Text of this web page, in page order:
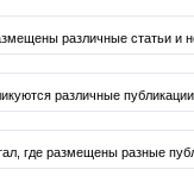
различные статьи
различные
где размещены разные